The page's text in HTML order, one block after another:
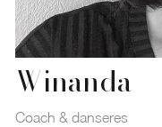
Winanda
Coach & danseres